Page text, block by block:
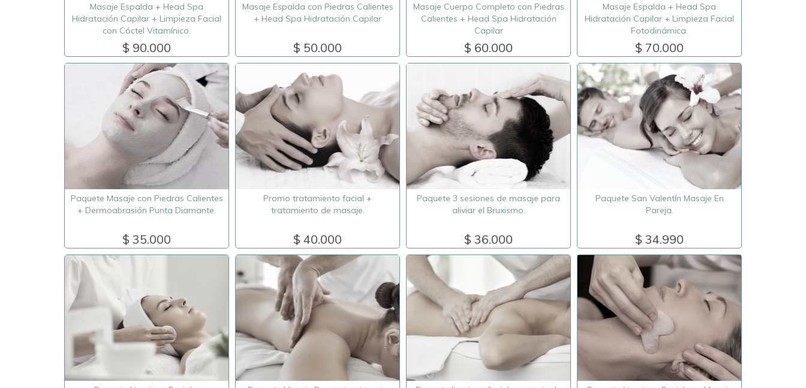
Masaje Espalda + Head Spa
Hidratación Capilar + Limpieza Facial
con Cóctel Vitamínico.
$ 90.000
Masaje Espalda con Piedras Calientes
+ Head Spa Hidratación Capilar
$ 50.000
Masaje Cuerpo Completo con Piedras
Calientes + Head Spa Hidratación
Capilar
$ 60.000
Masaje Espalda + Head Spa
Hidratación Capilar + Limpieza Facial
Fotodinámica.
$ 70.000
Paquete Masaje con Piedras Calientes
+ Dermoabrasión Punta Diamante.
$ 35.000
Promo tratamiento facial +
tratamiento de masaje.
$ 40.000
Paquete 3 sesiones de masaje para
aliviar el Bruxismo.
$ 36.000
Paquete San Valentín Masaje En
Pareja.
$ 34.990